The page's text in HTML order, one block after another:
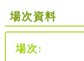
場次資料
場次: